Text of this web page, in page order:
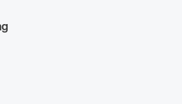
tot de Verordening op